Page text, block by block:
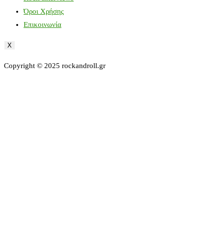
Όροι Χρήσης
Επικοινωνία
X
Copyright © 2025 rockandroll.gr